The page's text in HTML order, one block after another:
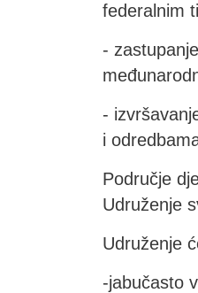
federalnim
-
-
i
Područje
Udruženje
Udruženje
-jabučasto